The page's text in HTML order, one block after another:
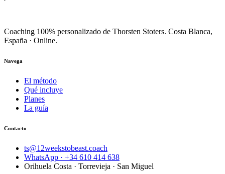
Coaching 100% personalizado de Thorsten Stoters. Costa Blanca,
España · Online.
Navega
El método
Qué incluye
Planes
La guía
Contacto
ts@12weekstobeast.coach
WhatsApp · +34 610 414 638
Orihuela Costa · Torrevieja · San Miguel